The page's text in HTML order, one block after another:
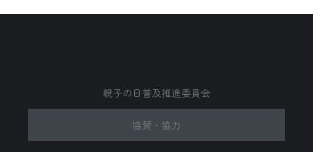
親子の日普及推進委員会
協賛・協力